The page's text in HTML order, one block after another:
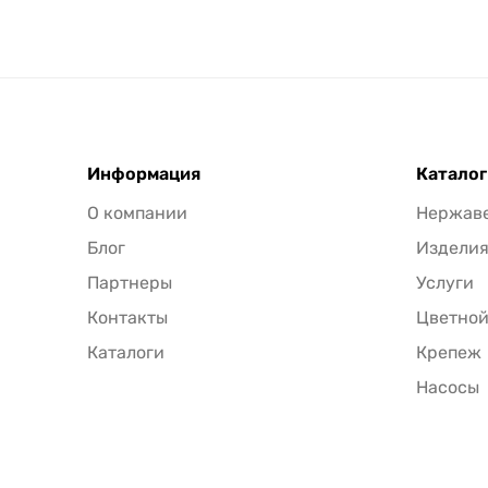
Информация
О компании
Блог
Партнеры
Контакты
Каталоги
Каталог
Изделия
Услуги
Крепеж
Насосы